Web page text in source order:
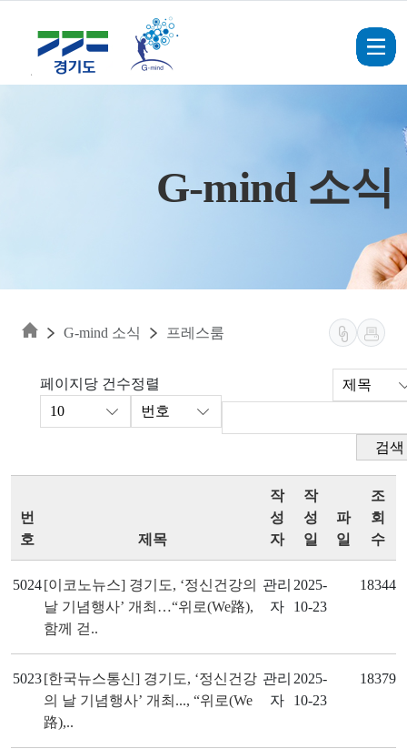
G-mind 소식
G-mind 소식 프레스룸
페이지당 건수정렬
검색
번
호
제목
작
성
자
작
성
일
파
일
조
회
수
5024[이코노뉴스] 경기도, ‘정신건강의
날 기념행사’ 개최…“위로(We路),
함께 걷..
관리
자
2025-
10-23
18344
5023[한국뉴스통신] 경기도, ‘정신건강
의 날 기념행사’ 개최..., “위로(We
路),..
관리
자
2025-
10-23
18379